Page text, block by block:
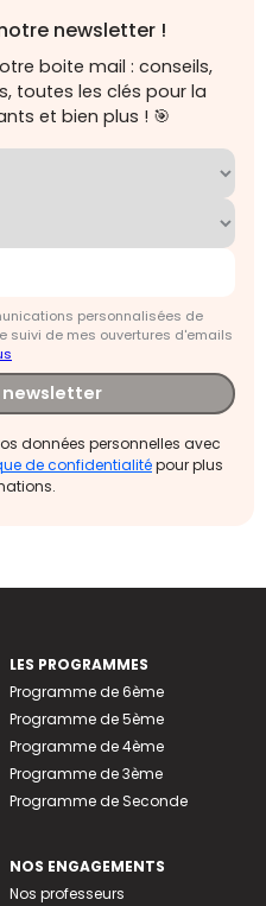
newsletter !
boite mail : conseils,
toutes les clés pour la
et bien plus ! 🎯
personnalisées de
suivi de mes ouvertures d'emails
newsletter
données personnelles avec
de confidentialitépour plus
LES PROGRAMMES
Programme de 6ème
Programme de 5ème
Programme de 4ème
Programme de 3ème
Programme de Seconde
NOS ENGAGEMENTS
Nos professeurs